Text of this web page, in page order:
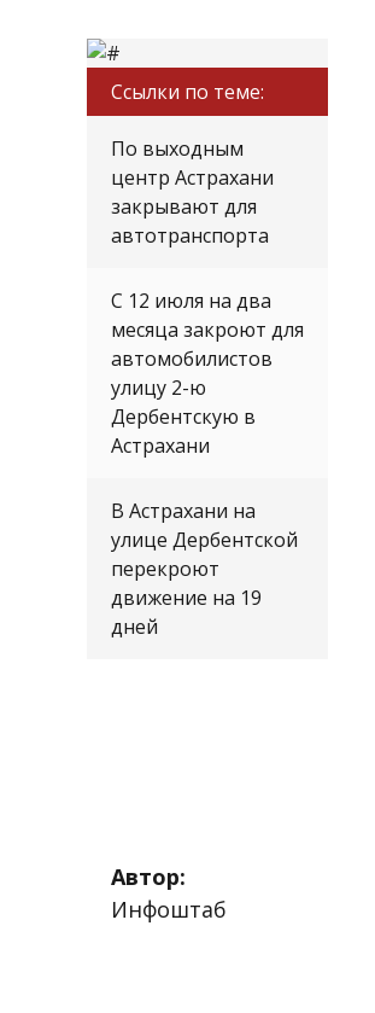
Ссылки по теме:
По выходным
центр Астрахани
закрывают для
автотранспорта
С 12 июля на два
месяца закроют для
автомобилистов
улицу 2-ю
Дербентскую в
Астрахани
В Астрахани на
улице Дербентской
перекроют
движение на 19
дней
Автор:
Инфоштаб